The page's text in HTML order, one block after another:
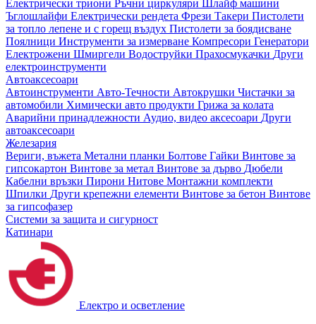
Електрически триони Ръчни циркуляри
Шлайф машини
Ъглошлайфи Електрически рендета Фрези Такери Пистолети
за топло лепене и с горещ въздух Пистолети за боядисване
Поялници Инструменти за измерване Компресори Генератори
Електрожени Шмиргели Водоструйки Прахосмукачки Други
електроинструменти
Автоаксесоари
Автоинструменти Авто-Течности Автокрушки Чистачки за
автомобили Химически авто продукти Грижа за колата
Аварийни принадлежности Аудио, видео аксесоари Други
автоаксесоари
Железария
Вериги, въжета Метални планки Болтове Гайки Винтове за
гипсокартон Винтове за метал Винтове за дърво Дюбели
Кабелни връзки Пирони Нитове Монтажни комплекти
Шпилки Други крепежни елементи Винтове за бетон Винтове
за гипсофазер
Системи за защита и сигурност
Катинари
Електро и осветление